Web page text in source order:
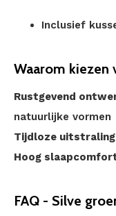
Inclusief
Waarom kiezen
Rustgevend
natuurlijke vormen
Tijdloze uitstraling
Hoog
FAQ - Silve